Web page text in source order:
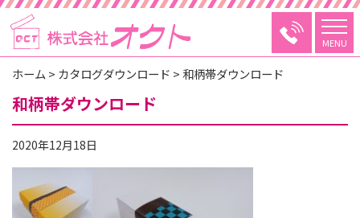
MENU
ホーム > カタログダウンロード > 和柄帯ダウンロード
和柄帯ダウンロード
2020年12月18日